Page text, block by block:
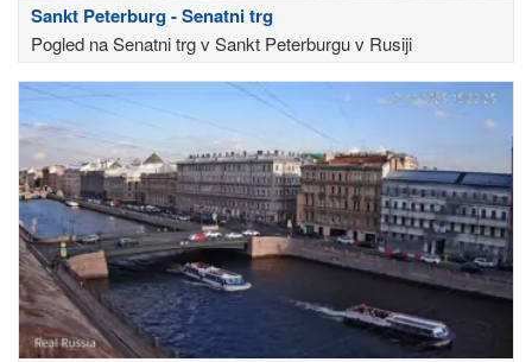
Sankt Peterburg - Senatni trg
Pogled na Senatni trg v Sankt Peterburgu v Rusiji